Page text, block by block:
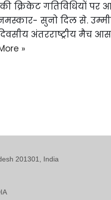
क्रिकेट गतिविधियों
सुनो दिल से.
अंतरराष्ट्रीय मैच
»
201301, India